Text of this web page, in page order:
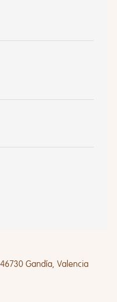
Gandía, Valencia